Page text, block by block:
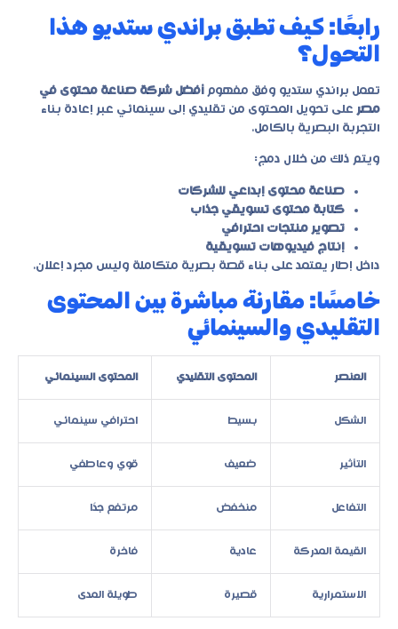
رابعًا: كيف تطبق براندي ستديو هذا
التحول؟
تعمل براندي ستديو وفق مفهوم أفضل شركة صناعة محتوى في
مصر على تحويل المحتوى من تقليدي إلى سينمائي عبر إعادة بناء
التجربة البصرية بالكامل.
ويتم ذلك من خلال دمج:
صناعة محتوى إبداعي للشركات
كتابة محتوى تسويقي جذاب
تصوير منتجات احترافي
إنتاج فيديوهات تسويقية
داخل إطار يعتمد على بناء قصة بصرية متكاملة وليس مجرد إعلان.
خامسًا: مقارنة مباشرة بين المحتوى
التقليدي والسينمائي
العنصر المحتوى التقليدي المحتوى السينمائي
الشكل بسيط احترافي سينمائي
التأثير ضعيف قوي وعاطفي
التفاعل منخفض مرتفع جدًا
القيمة المدركة عادية فاخرة
الاستمرارية قصيرة طويلة المدى